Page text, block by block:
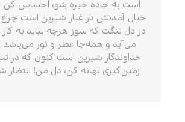
است به جاده خیره شو، احساس کن
خیال آمدنش در غبار شیرین است چراغ
در دل تنگت که سوز هرچه بیاید به
می‌آید و همه‌جا عطر و نور می‌پاشد
خداوندگار شیرین است کنون که در
زمین‌گیری بهانه کن، دل من! انتظار